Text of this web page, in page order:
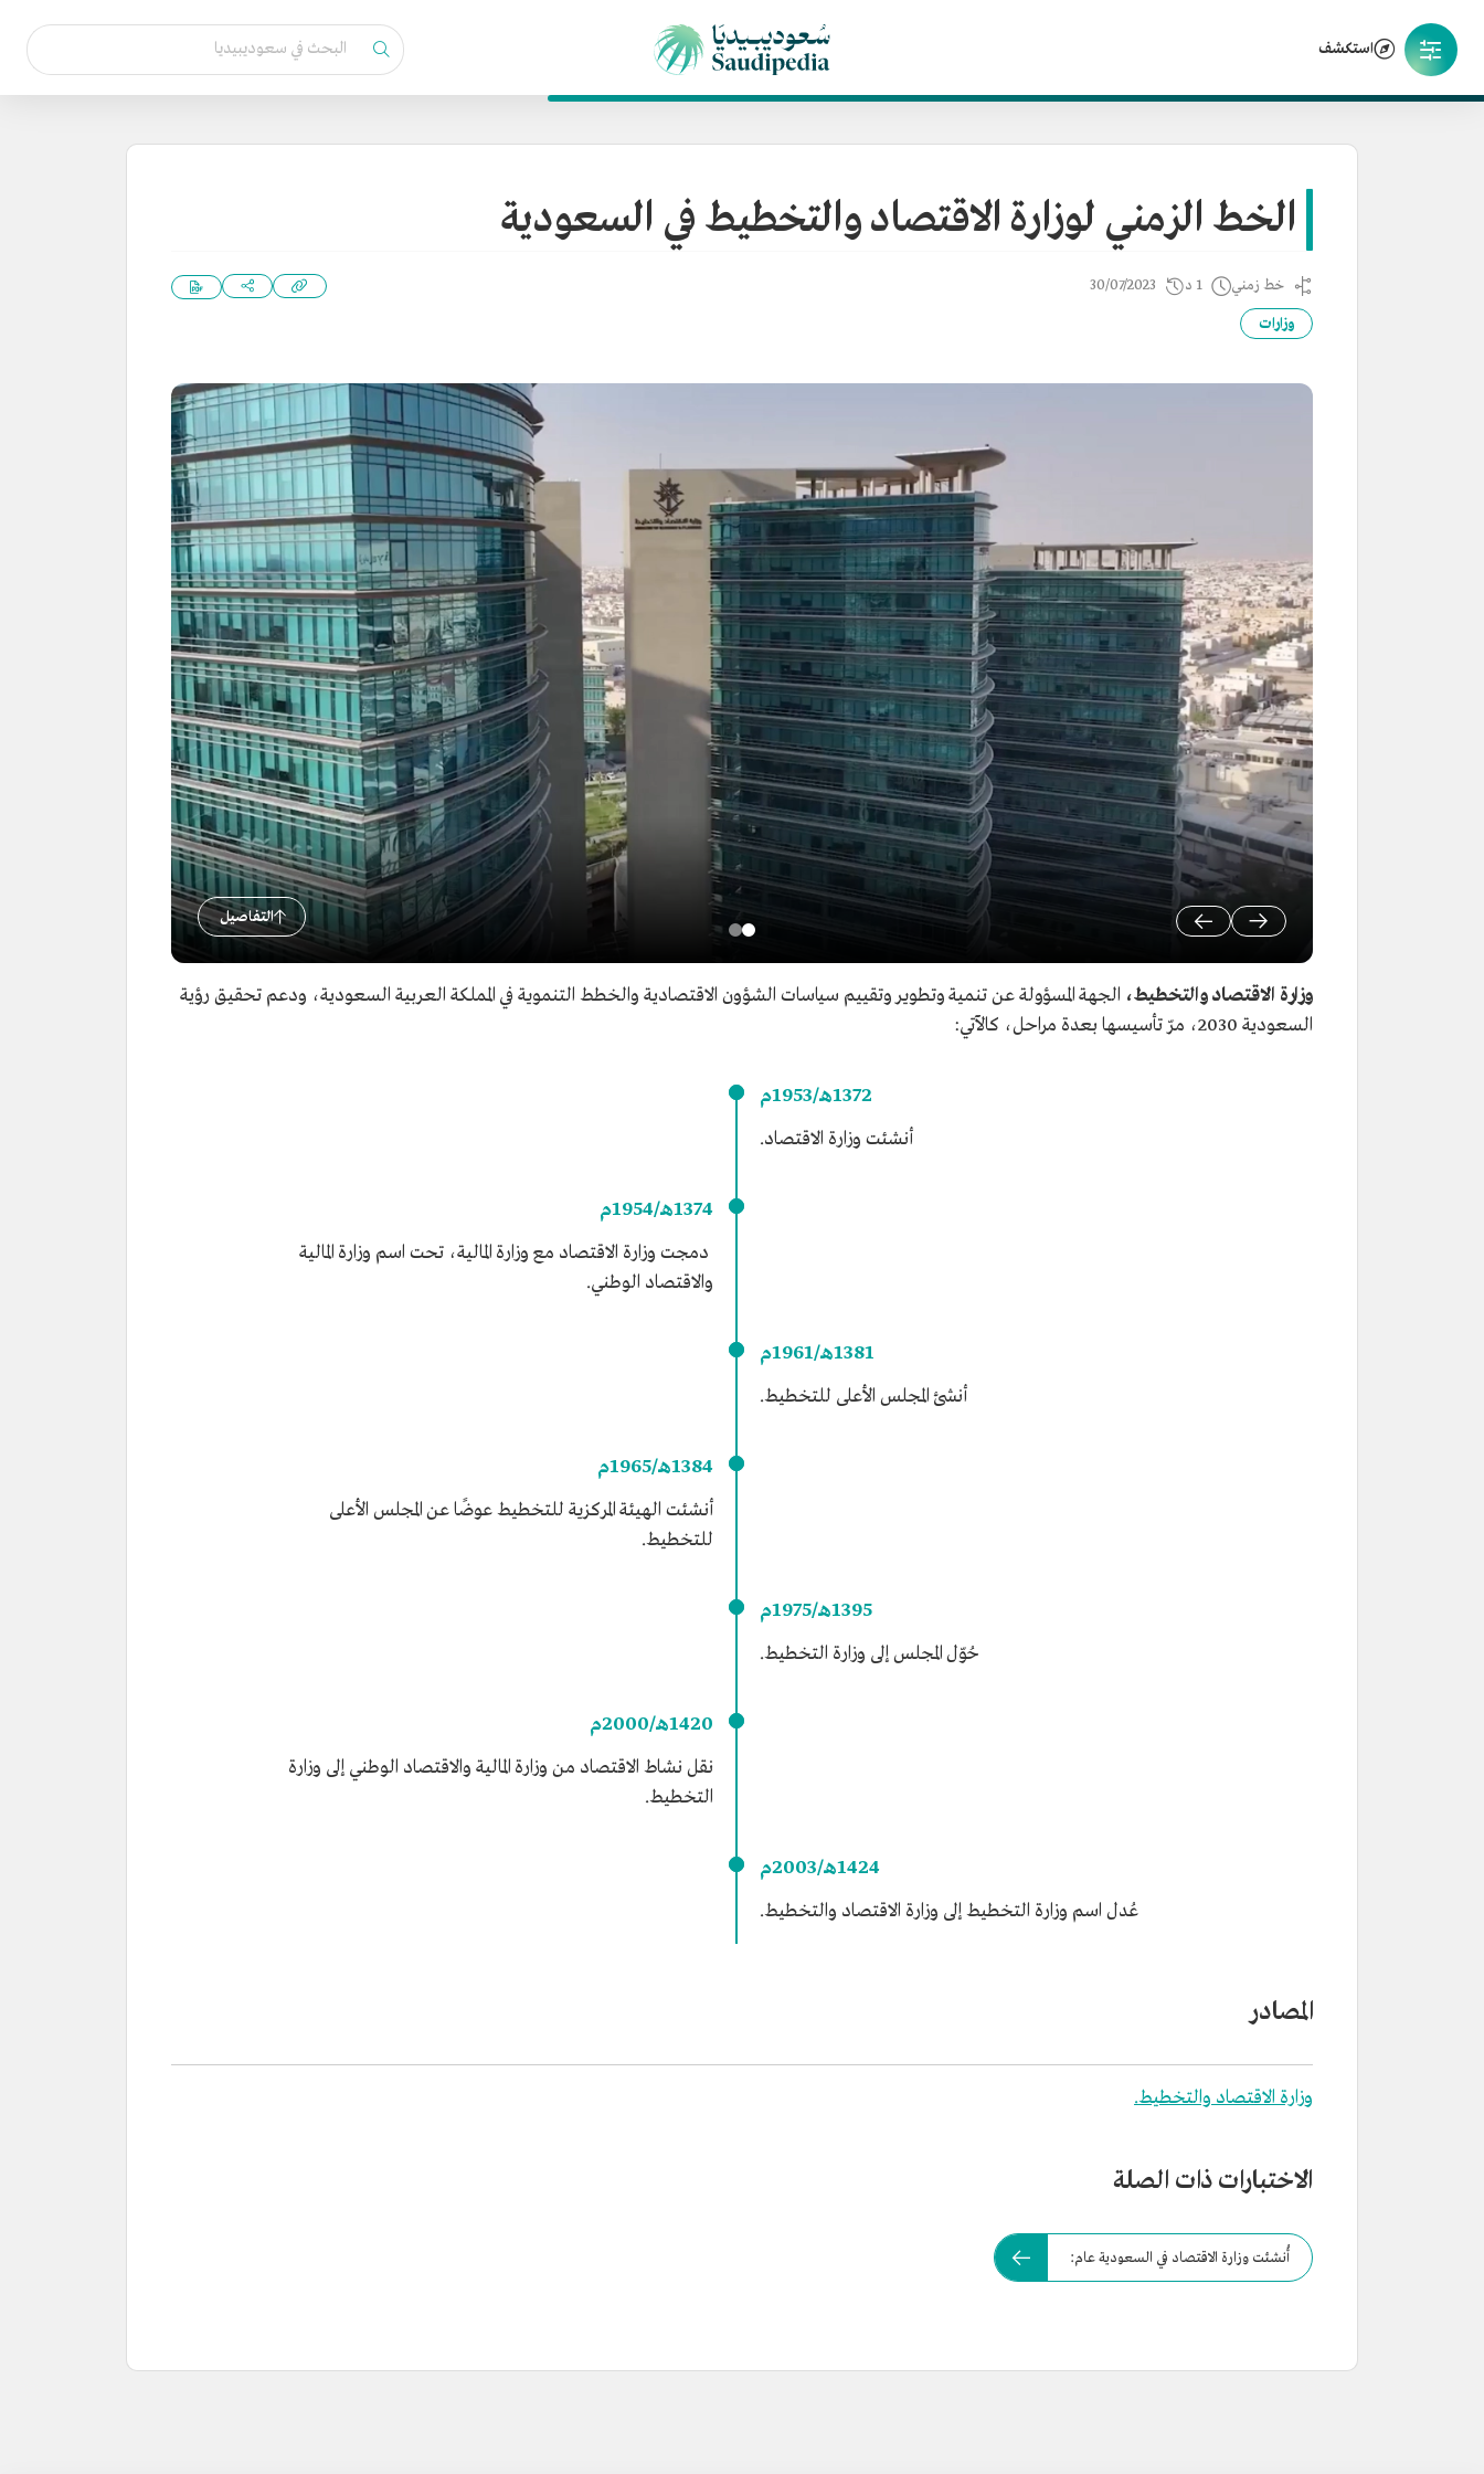
استكشف
الخط الزمني لوزارة الاقتصاد والتخطيط في السعودية
خط زمني 1 د 30/07/2023
وزارات
التفاصيل
وزارة الاقتصاد والتخطيط، الجهة المسؤولة عن تنمية وتطوير وتقييم سياسات الشؤون الاقتصادية والخطط التنموية في المملكة العربية السعودية، ودعم تحقيق رؤية
السعودية 2030، مرّ تأسيسها بعدة مراحل، كالآتي:
1372هـ/1953م
أنشئت وزارة الاقتصاد.
1374هـ/1954م
دمجت وزارة الاقتصاد مع وزارة المالية، تحت اسم وزارة المالية
والاقتصاد الوطني.
1381هـ/1961م
أنشئ المجلس الأعلى للتخطيط.
1384هـ/1965م
أنشئت الهيئة المركزية للتخطيط عوضًا عن المجلس الأعلى
للتخطيط.
1395هـ/1975م
حُوّل المجلس إلى وزارة التخطيط.
1420هـ/2000م
نقل نشاط الاقتصاد من وزارة المالية والاقتصاد الوطني إلى وزارة
التخطيط.
1424هـ/2003م
عُدل اسم وزارة التخطيط إلى وزارة الاقتصاد والتخطيط.
المصادر
وزارة الاقتصاد والتخطيط.
الاختبارات ذات الصلة
أُنشئت وزارة الاقتصاد في السعودية عام: